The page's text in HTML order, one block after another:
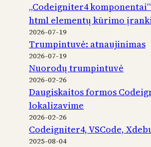
„Codeigniter4
html elementų kūrimo
2026-07-19
Trumpintuvė: atnaujinimas
2026-07-19
Nuorodų trumpintuvė
2026-02-26
Daugiskaitos formos
lokalizavime
2026-02-26
Codeigniter4, VSCode,
2025-08-04